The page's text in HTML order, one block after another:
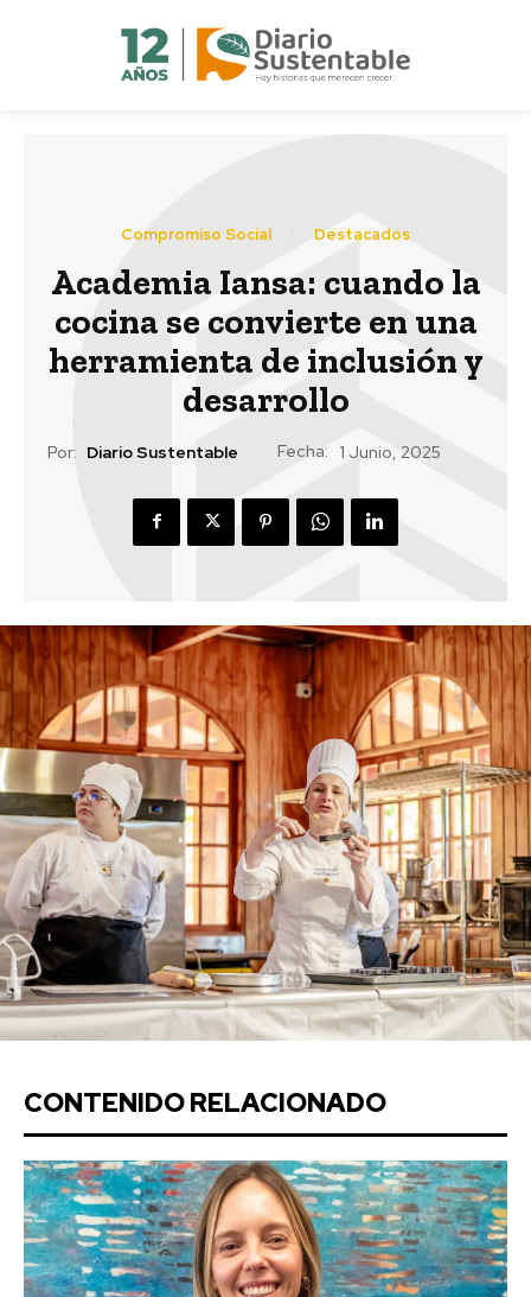
Compromiso Social Destacados
Academia Iansa: cuando la
cocina se convierte en una
herramienta de inclusión y
desarrollo
Por: Diario Sustentable Fecha: 1 Junio, 2025
CONTENIDO RELACIONADO